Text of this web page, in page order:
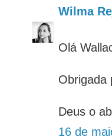
Wilma
Olá
Obrigada
Deus o
16 de